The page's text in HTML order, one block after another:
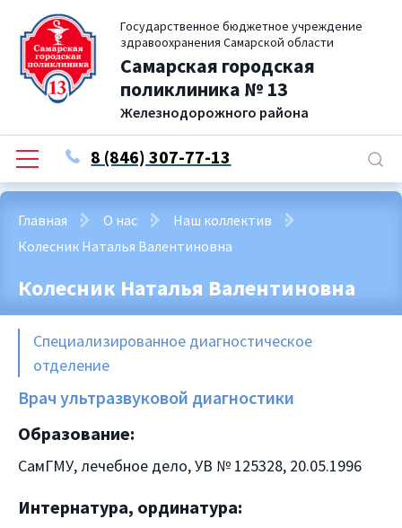
Государственное бюджетное учреждение
здравоохранения Самарской области
Самарская городская
поликлиника № 13
Железнодорожного района
8 (846) 307-77-13
Главная О нас
Наш коллектив
Колесник Наталья Валентиновна
Колесник Наталья Валентиновна
Специализированное диагностическое
отделение
Врач ультразвуковой диагностики
Образование:
СамГМУ, лечебное дело, УВ № 125328, 20.05.1996
Интернатура, ординатура: